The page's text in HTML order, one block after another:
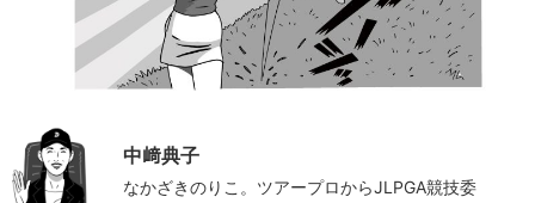
中﨑典子
なかざきのりこ。ツアープロからJLPGA競技委